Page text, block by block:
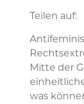
Teilen auf:
Mitte der
was